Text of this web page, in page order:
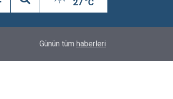
27 °C
Semra Dinçer, Kapıkule Sınır Kapısı'nda
Günün tüm haberleri